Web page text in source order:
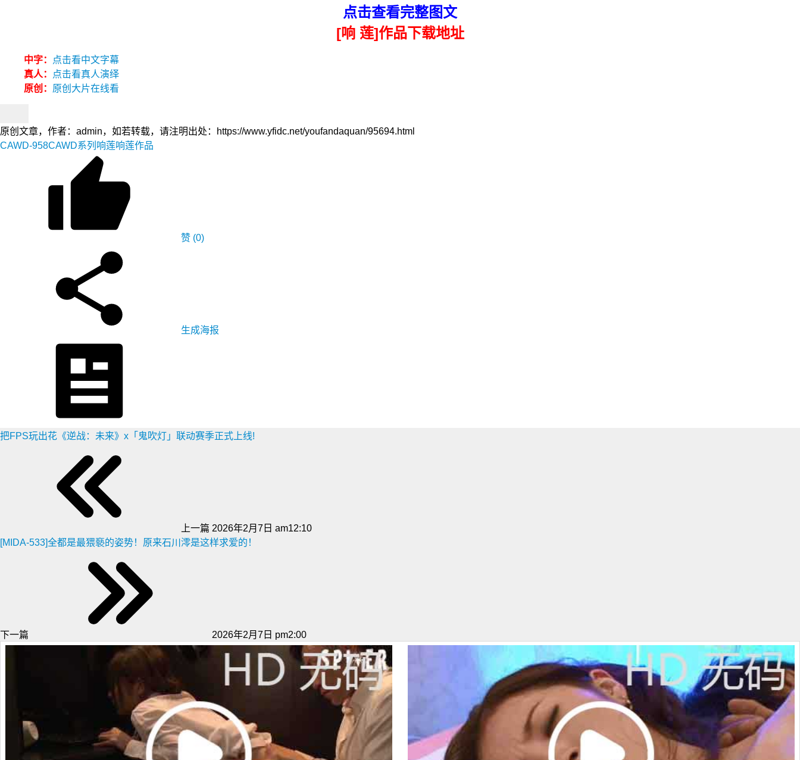
点击查看完整图文
[响 莲]作品下载地址
中字：
点击看中文字幕
真人：
点击看真人演绎
原创： 原创大片在线看
原创文章，作者：admin，如若转载，请注明出处：https://www.yfidc.net/youfandaquan/95694.html
CAWD-958CAWD系列 响莲响莲作品
赞 (0)
生成海报
把FPS玩出花《逆战：未来》x「鬼吹灯」联动赛季正式上线!
上一篇 2026年2月7日 am12:10
[MIDA-533]全都是最猥褻的姿势！原来石川澪是这样求爱的！
下一篇 2026年2月7日 pm2:00